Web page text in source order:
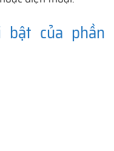
bật của phần